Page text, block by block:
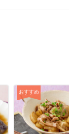
おすすめ